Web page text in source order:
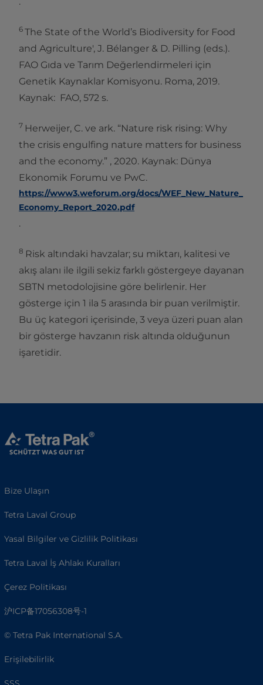
6 The State of the World’s Biodiversity for Food
and Agriculture', J. Bélanger & D. Pilling (eds.).
FAO Gıda ve Tarım Değerlendirmeleri için
Genetik Kaynaklar Komisyonu. Roma, 2019.
Kaynak: FAO, 572 s.
7 Herweijer, C. ve ark. “Nature risk rising: Why
the crisis engulfing nature matters for business
and the economy.” , 2020. Kaynak: Dünya
Ekonomik Forumu ve PwC.
https://www3.weforum.org/docs/WEF_New_Nature_
Economy_Report_2020.pdf
.
8 Risk altındaki havzalar; su miktarı, kalitesi ve
akış alanı ile ilgili sekiz farklı göstergeye dayanan
SBTN metodolojisine göre belirlenir. Her
gösterge için 1 ila 5 arasında bir puan verilmiştir.
Bu üç kategori içerisinde, 3 veya üzeri puan alan
bir gösterge havzanın risk altında olduğunun
işaretidir.
Bize Ulaşın
Tetra Laval Group
Yasal Bilgiler ve Gizlilik Politikası
Tetra Laval İş Ahlakı Kuralları
Çerez Politikası
沪ICP备17056308号-1
© Tetra Pak International S.A.
Erişilebilirlik